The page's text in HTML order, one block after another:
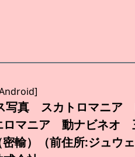
真 スカトロマニア
マニア 動ナビネ
輸）（前住所:ジュウ